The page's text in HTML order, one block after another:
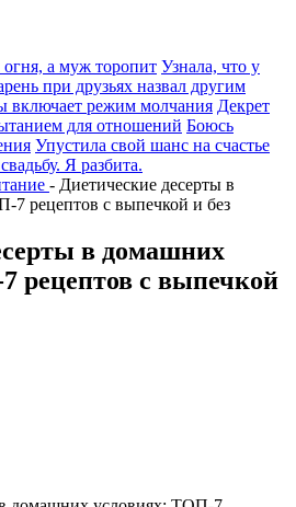
а муж торопит Узнала, что у
при друзьях назвал другим
включает режим молчания Декрет
для отношений Боюсь
Упустила свой шанс на счастье
Я разбита.
- Диетические десерты в
рецептов с выпечкой и без
в домашних
рецептов с выпечкой